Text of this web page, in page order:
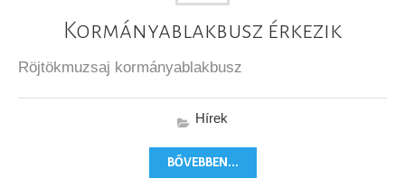
Kormányablakbusz érkezik
Röjtökmuzsaj kormányablakbusz
Hírek
BŐVEBBEN...